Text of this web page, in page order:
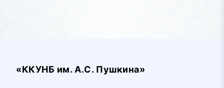
«ККУНБ им. А.С. Пушкина»